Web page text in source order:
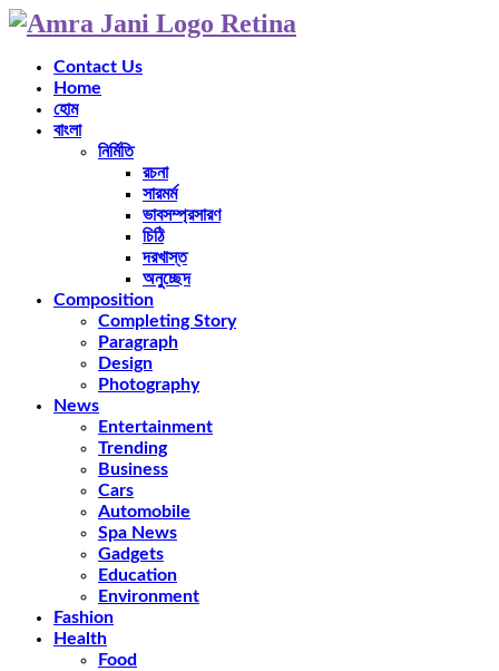
Contact Us
Home
হোম
বাংলা
নির্মিতি
রচনা
সারমর্ম
ভাবসম্প্রসারণ
চিঠি
দরখাস্ত
অনুচ্ছেদ
Composition
Completing Story
Paragraph
Design
Photography
News
Entertainment
Trending
Business
Cars
Automobile
Spa News
Gadgets
Education
Environment
Fashion
Health
Food